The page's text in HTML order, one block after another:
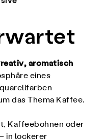
aromatisch
eines
das Thema Kaffee.
Kaffeebohnen oder
in lockerer